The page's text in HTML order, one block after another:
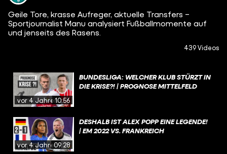
Geile Tore, krasse Aufreger, aktuelle Transfers –
Sportjournalist Manu analysiert Fußballmomente auf
und jenseits des Rasens.
439 Videos
vor 4 Jahren10:56
BUNDESLIGA: WELCHER KLUB STÜRZT IN
DIE KRISE?! | PROGNOSE MITTELFELD
vor 4 Jahren09:28
DESHALB IST ALEX POPP EINE LEGENDE!
| EM 2022 VS. FRANKREICH